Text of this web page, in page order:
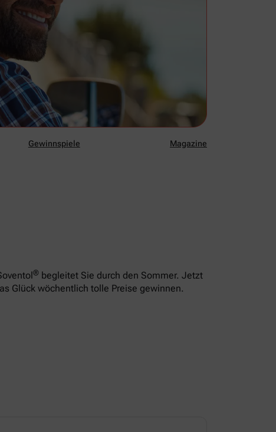
Gewinnspiele Magazine
® begleitet Sie durch den Sommer. Jetzt
Glück wöchentlich tolle Preise gewinnen.